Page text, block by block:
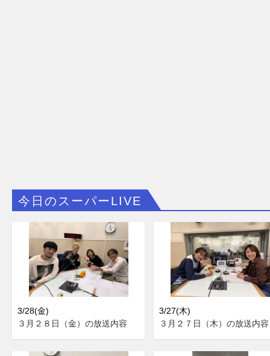
今日のスーパーLIVE
3/28(金)
３月２８日（金）の放送内容
3/27(木)
３月２７日（木）の放送内容